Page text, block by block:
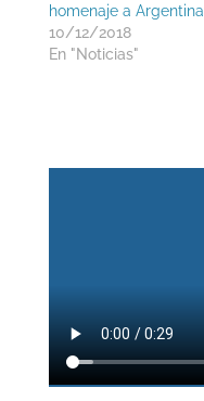
homenaje a Argentina
10/12/2018
En "Noticias"